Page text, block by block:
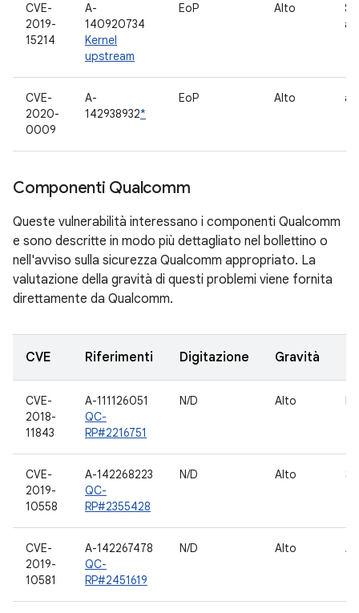
CVE-
2019-
15214
A-
140920734
Kernel
upstream
EoP Alto
CVE-
2020-
0009
A-
142938932*
EoP Alto
Componenti Qualcomm
Queste vulnerabilità interessano i componenti Qualcomm
e sono descritte in modo più dettagliato nel bollettino o
nell'avviso sulla sicurezza Qualcomm appropriato. La
valutazione della gravità di questi problemi viene fornita
direttamente da Qualcomm.
CVE Riferimenti Digitazione Gravità
CVE-
2018-
11843
A-111126051
QC-
RP#2216751
N/D Alto
CVE-
2019-
10558
A-142268223
QC-
RP#2355428
N/D Alto
CVE-
2019-
10581
A-142267478
QC-
RP#2451619
N/D Alto